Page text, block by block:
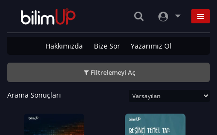
Hakkımızda Bize Sor Yazarımız Ol
Filtrelemeyi Aç
Arama Sonuçları